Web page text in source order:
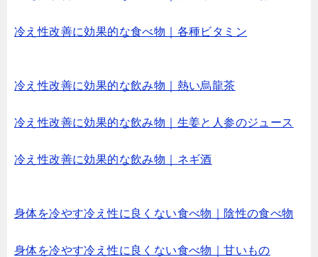
冷え性改善に効果的な食べ物｜各種ビタミン
冷え性改善に効果的な飲み物｜熱い烏龍茶
冷え性改善に効果的な飲み物｜生姜と人参のジュース
冷え性改善に効果的な飲み物｜ネギ酒
身体を冷やす冷え性に良くない食べ物｜陰性の食べ物
身体を冷やす冷え性に良くない食べ物｜甘いもの